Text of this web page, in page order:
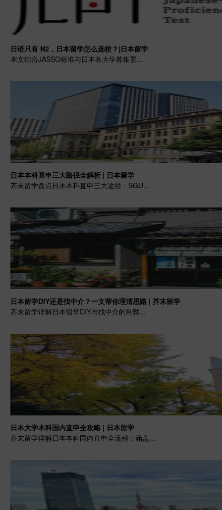
日语只有 N2，日本留学怎么选校？|日本留学
本文结合JASSO标准与日本各大学募集要...
日本本科直申三大路径全解析 | 日本留学
芥末留学盘点日本本科直申三大途径：SGU...
日本留学DIY还是找中介？一文帮你理清思路 | 芥末留学
芥末留学详解日本留学DIY与找中介的利弊...
日本大学本科国内直申全攻略 | 日本留学
芥末留学详解日本本科国内直申全流程：涵盖...